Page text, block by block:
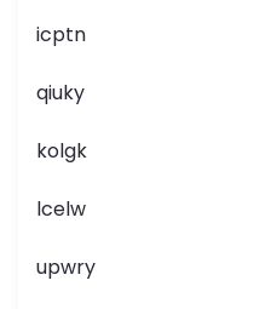
icptn
qiuky
kolgk
lcelw
upwry